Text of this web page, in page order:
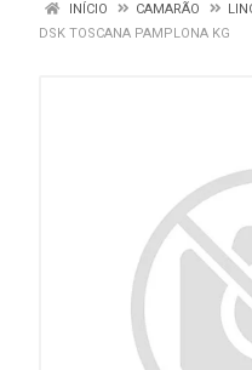
INÍCIO CAMARÃO
DSK TOSCANA PAMPLONA KG